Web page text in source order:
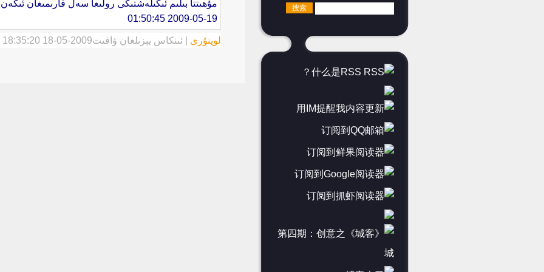
مۇھىتتا بىلىم ئىگىلەشتىكى رولىغا سەل قارىمىغان
2009-05-19 01:50:45
لوپنۇرى ئىنكاس يېزىلغان ۋاقىت2009-05-18 18:35:20
什么是RSS？